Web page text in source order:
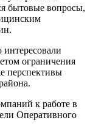
бытовые вопросы,
ограничения
перспективы
к работе в
Оперативного